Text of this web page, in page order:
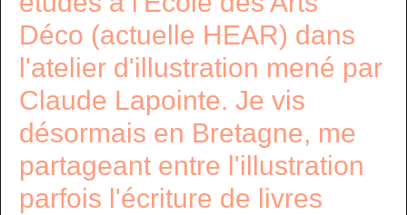
Déco (actuelle HEAR) dans
l'atelier d'illustration mené par
Claude Lapointe. Je vis
désormais en Bretagne, me
partageant entre l'illustration
parfois l'écriture de livres